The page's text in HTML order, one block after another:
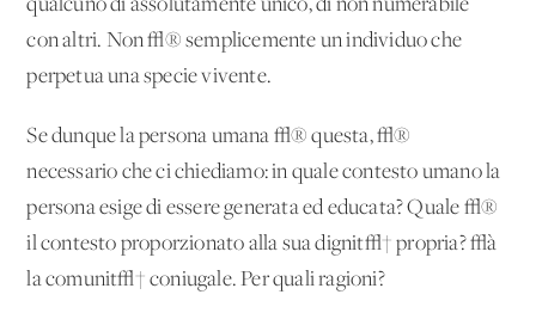
qualcuno di assolutamente unico, di non numerabile
con altri. Non √® semplicemente un individuo che
perpetua una specie vivente.
Se dunque la persona umana √® questa, √®
necessario che ci chiediamo: in quale contesto umano la
persona esige di essere generata ed educata? Quale √®
il contesto proporzionato alla sua dignit√† propria? √à
la comunit√† coniugale. Per quali ragioni?